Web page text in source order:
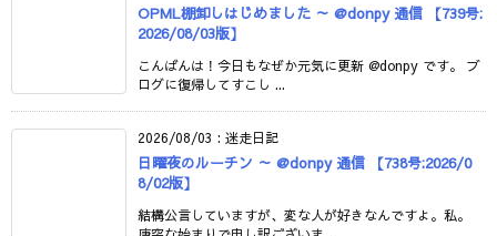
OPML棚卸しはじめました ～ @donpy 通信 【739号:
2026/08/03版】
こんばんは！今日もなぜか元気に更新 @donpy です。 ブ
ログに復帰してすこし ...
2026/08/03 : 迷走日記
日曜夜のルーチン ～ @donpy 通信 【738号:2026/0
8/02版】
結構公言していますが、変な人が好きなんですよ。私。